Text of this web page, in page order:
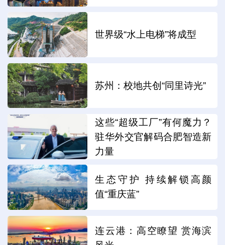
世界级“水上电梯”将成型
苏州：校地共创“同里诗光”
这些“超级工厂”有何魔力？
驻华外交官解码合肥智造新
力量
生态守护 持续解锁高颜
值“重庆蓝”
连云港：高空瞭望 赏海滨